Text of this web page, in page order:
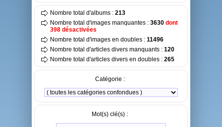
Nombre total d'albums : 213
Nombre total d'images manquantes : 3630 dont
398 désactivées
Nombre total d'images en doubles : 11496
Nombre total d'articles divers manquants : 120
Nombre total d'articles divers en doubles : 265
Catégorie :
Mot(s) clé(s) :